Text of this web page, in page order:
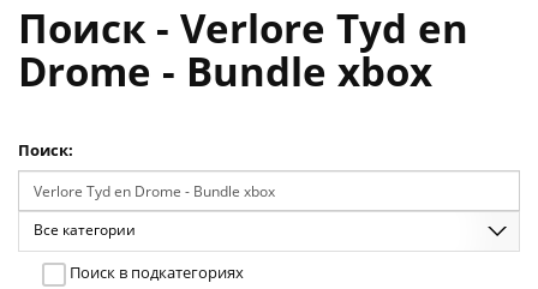
Поиск - Verlore Tyd en
Drome - Bundle xbox
Поиск:
Все категории
Поиск в подкатегориях